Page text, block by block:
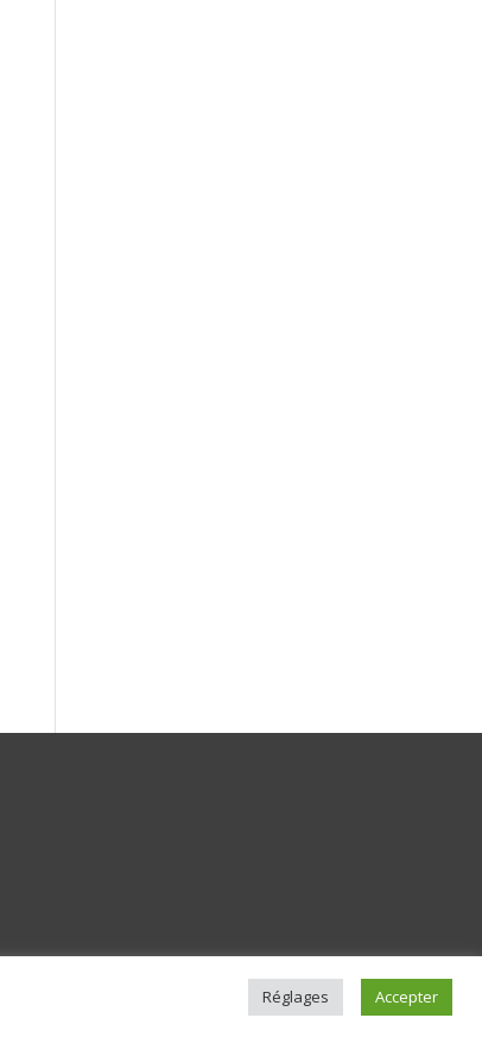
Réglages Accepter